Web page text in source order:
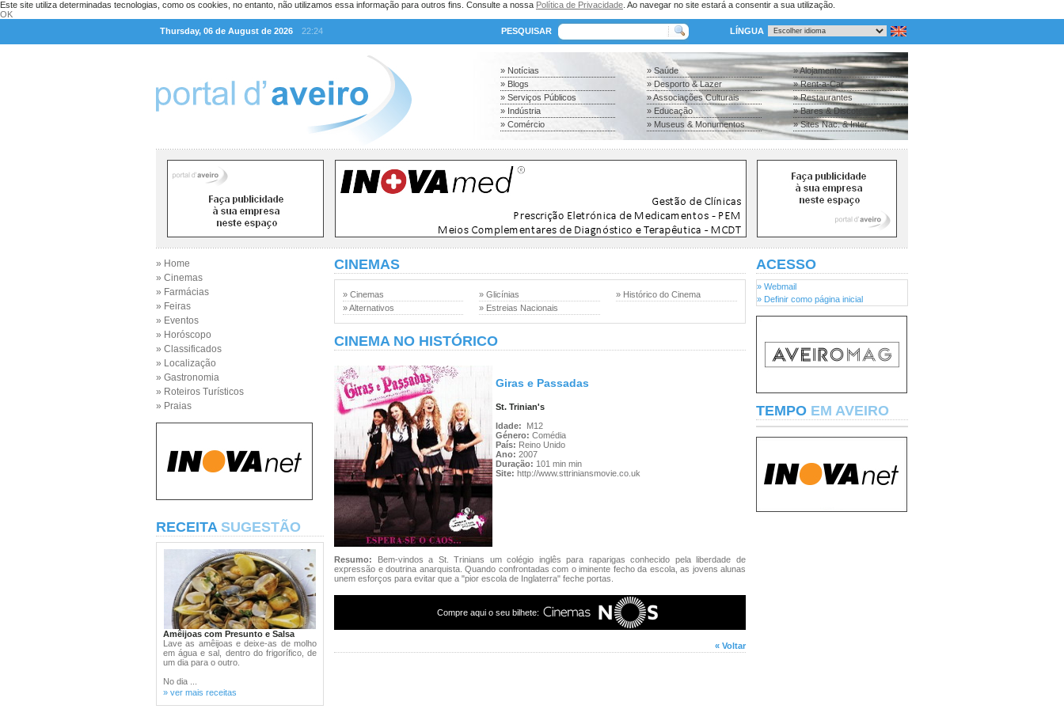
Este site utiliza determinadas tecnologias, como os cookies, no entanto, não utilizamos essa informação para outros fins. Consulte a nossa Política de Privacidade . Ao navegar no site estará a consentir a sua utilização.
OK
Thursday, 06 de August de 2026
22:24 PESQUISAR LÍNGUA
» Notícias
» Blogs
» Serviços Públicos
» Indústria
» Comércio
» Saúde
» Desporto & Lazer
» Associações Culturais
» Educação
» Museus & Monumentos
» Alojamento
» Rent-a-Car
» Restaurantes
» Bares & Discotecas
» Sites Nac. & Inter.
» Home
» Cinemas
» Farmácias
» Feiras
» Eventos
» Horóscopo
» Classificados
» Localização
» Gastronomia
» Roteiros Turísticos
» Praias
RECEITA SUGESTÃO
Amêijoas com Presunto e Salsa
Lave as amêijoas e deixe-as de molho
em água e sal, dentro do frigorífico, de
um dia para o outro.
No dia ...
» ver mais receitas
CINEMAS
» Cinemas
» Alternativos
» Glicínias
» Estreias Nacionais
» Histórico do Cinema
CINEMA NO HISTÓRICO
Giras e Passadas
St. Trinian's
Idade:
M12
Género: Comédia
País: Reino Unido
Ano: 2007
Duração: 101 min min
Site: http://www.sttriniansmovie.co.uk
Resumo:
Bem-vindos a St. Trinians um colégio inglês para raparigas conhecido pela liberdade de
expressão e doutrina anarquista. Quando confrontadas com o iminente fecho da escola, as jovens alunas
unem esforços para evitar que a "pior escola de Inglaterra" feche portas.
Compre aqui o seu bilhete:
« Voltar
ACESSO
» Webmail
» Definir como página inicial
TEMPO EM AVEIRO